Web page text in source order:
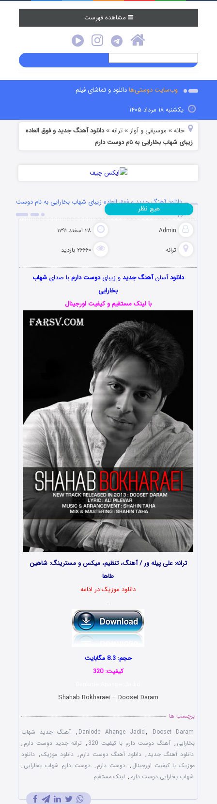
مشاهده فهرست
وب‌سایت دوستی‌هادانلود و تماشای فیلم
یکشنبه ۱۸ مرداد ۱۴۰۵
خانه » موسیقی و آواز »ترانه »دانلود آهنگ جدید و فوق العاده
زیبای شهاب بخارایی به نام دوست دارم
دانلود آهنگ جدید و فوق العاده زیبای شهاب بخارایی به نام دوست
دارم
Admin ۲۸ اسفند ۱۳۹۱
ترانه ۲۶۶۶۰ بازدید
هیچ نظر
دانلودآسانآهنگ جدیدو زیبایدوست دارمبا صدایشهاب
بخارایی
با لینک مستقیم و کیفیت اورجینال
ترانه: علی پیله ور / آهنگ، تنظیم، میکس و مسترینگ: شاهین
طاها
دانلود موزیک در ادامه
…
حجم: 8.3 مگابایت
کیفیت: 320
Shahab Bokharaei – Dooset Daram
برچسب ها
Danlode Ahange Jadid, Dooset Daram
, آهنگ جدید شهاب
بخارایی , آهنگ دوست دارم با کیفیت 320 , ترانه جدید دوست دارم ,
دانلود آهنگ جدید , دانلود آهنگ دوست دارم , دانلود موزیک, دانلود
موزیک با کیفیت اورجینال , دوست دارم , دوست دارم شهاب بخارایی ,
شهاب بخارایی دوست دارم , لینک مستقیم